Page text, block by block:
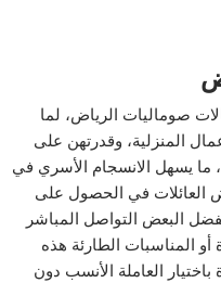
صوماليات الرياض، لما
المنزلية، وقدرتهن على
ما يسهل الانسجام الأسري في
العائلات في الحصول على
البعض التواصل المباشر
المناسبات الطارئة هذه
العاملة الأنسب دون